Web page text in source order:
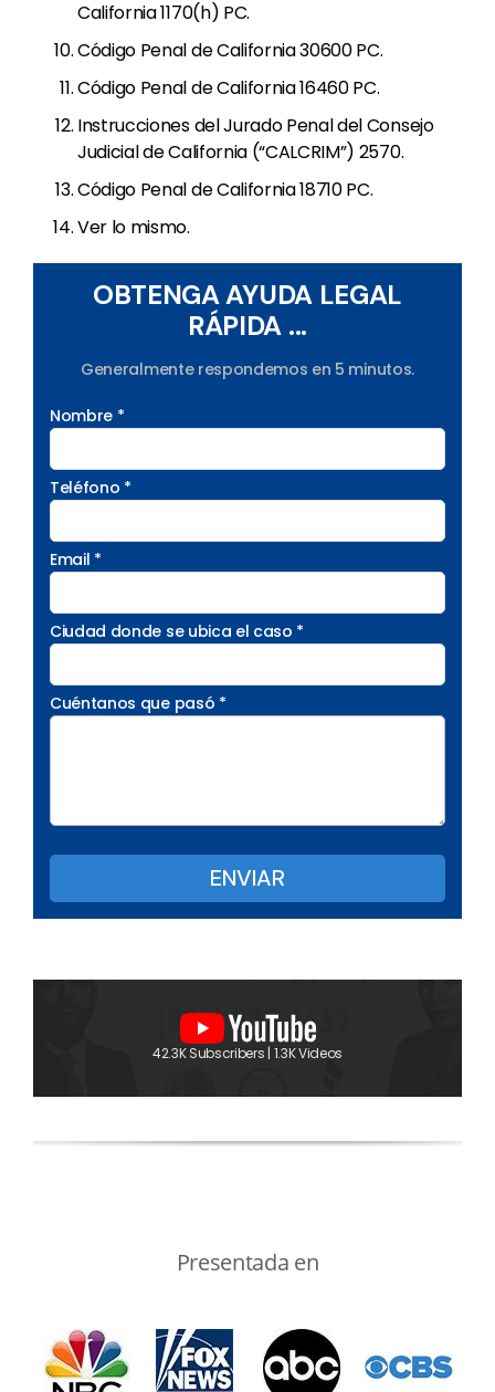
California 1170(h) PC.
Código Penal de California 30600 PC.
Código Penal de California 16460 PC.
Instrucciones del Jurado Penal del Consejo
Judicial de California (“CALCRIM”) 2570.
Código Penal de California 18710 PC.
Ver lo mismo.
OBTENGA AYUDA LEGAL
RÁPIDA ...
Generalmente respondemos en 5 minutos.
Nombre *
Teléfono *
Email *
Ciudad donde se ubica el caso *
Cuéntanos que pasó *
42.3K Subscribers | 1.3K Videos
Presentada en